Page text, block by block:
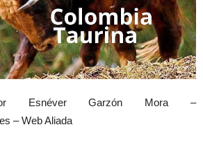
Esnéver Garzón Mora –
– Web Aliada